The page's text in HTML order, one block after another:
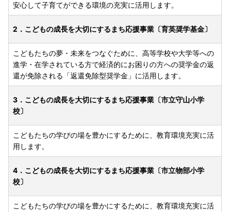
安心して子育てができる環境の充実に活用します。
2．こどもの成長を大切にするまち応援事業〔育英奨学基金〕
こどもたちの夢・未来をつなぐために、高等学校や大学等への
進学・在学されている方で経済的にお困りの方への奨学金の返
還が免除される「返還免除型奨学金」に活用します。
3．こどもの成長を大切にするまち応援事業〔市立守山小学
校〕
こどもたちの学びの場を豊かにするために、教育環境充実に活
用します。
4．こどもの成長を大切にするまち応援事業〔市立物部小学
校〕
こどもたちの学びの場を豊かにするために、教育環境充実に活